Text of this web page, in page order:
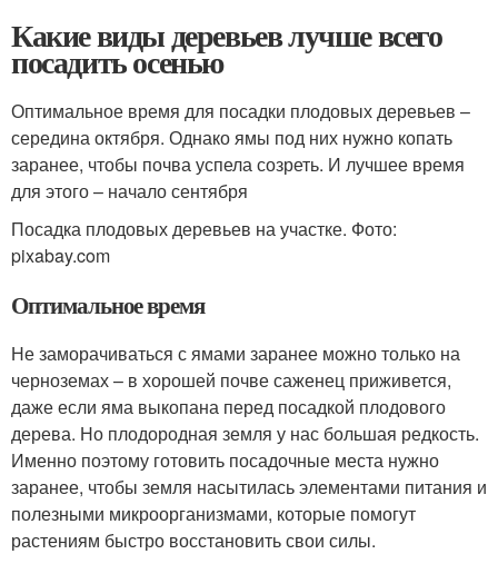
Какие виды деревьев лучше всего
посадить осенью
Оптимальное время для посадки плодовых деревьев –
середина октября. Однако ямы под них нужно копать
заранее, чтобы почва успела созреть. И лучшее время
для этого – начало сентября
Посадка плодовых деревьев на участке. Фото:
pixabay.com
Оптимальное время
Не заморачиваться с ямами заранее можно только на
черноземах – в хорошей почве саженец приживется,
даже если яма выкопана перед посадкой плодового
дерева. Но плодородная земля у нас большая редкость.
Именно поэтому готовить посадочные места нужно
заранее, чтобы земля насытилась элементами питания и
полезными микроорганизмами, которые помогут
растениям быстро восстановить свои силы.